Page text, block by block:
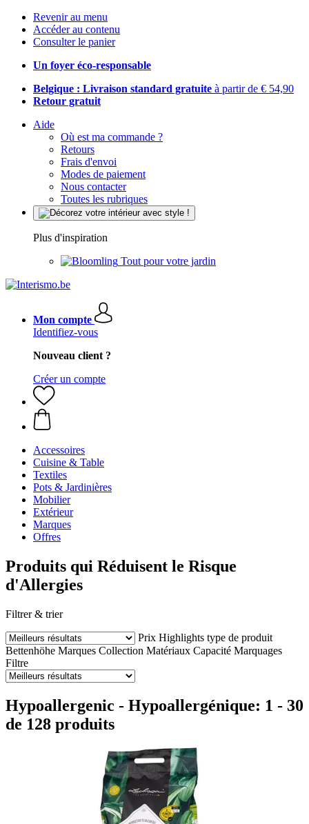
Revenir au menu
Accéder au contenu
Consulter le panier
Un foyer éco-responsable
Belgique : Livraison standard gratuite à partir de € 54,90
Retour gratuit
Aide
Où est ma commande ?
Retours
Frais d'envoi
Modes de paiement
Nous contacter
Toutes les rubriques
Plus d'inspiration
Tout pour votre jardin
Mon compte
Identifiez-vous
Nouveau client ?
Créer un compte
Accessoires
Cuisine & Table
Textiles
Pots & Jardinières
Mobilier
Extérieur
Marques
Offres
Produits qui Réduisent le Risque
d'Allergies
Filtrer & trier
Prix Highlights type de produit
Bettenhöhe Marques Collection Matériaux Capacité Marquages
Filtre
Hypoallergenic - Hypoallergénique: 1 - 30
de 128 produits